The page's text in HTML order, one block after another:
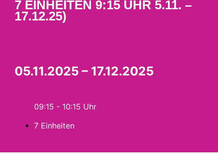
7 EINHEITEN 9:15 UHR 5.11. –
17.12.25)
05.11.2025 – 17.12.2025
09:15 - 10:15
7 Einheiten